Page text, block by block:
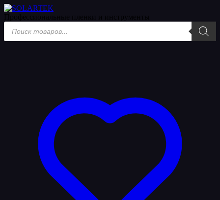
Поиск
товаров